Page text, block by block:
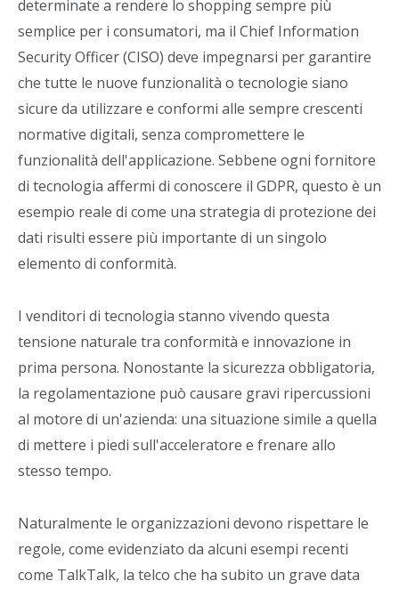
determinate a rendere lo shopping sempre più
semplice per i consumatori, ma il Chief Information
Security Officer (CISO) deve impegnarsi per garantire
che tutte le nuove funzionalità o tecnologie siano
sicure da utilizzare e conformi alle sempre crescenti
normative digitali, senza compromettere le
funzionalità dell'applicazione. Sebbene ogni fornitore
di tecnologia affermi di conoscere il GDPR, questo è un
esempio reale di come una strategia di protezione dei
dati risulti essere più importante di un singolo
elemento di conformità.
I venditori di tecnologia stanno vivendo questa
tensione naturale tra conformità e innovazione in
prima persona. Nonostante la sicurezza obbligatoria,
la regolamentazione può causare gravi ripercussioni
al motore di un'azienda: una situazione simile a quella
di mettere i piedi sull'acceleratore e frenare allo
stesso tempo.
Naturalmente le organizzazioni devono rispettare le
regole, come evidenziato da alcuni esempi recenti
come TalkTalk, la telco che ha subito un grave data